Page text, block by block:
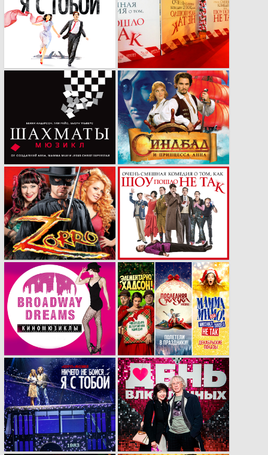
Кей-вижуал нового
мюзикла от
компании «Бродвей
Москва».
Оформление
премьеры спектакля
«Очень смешная
комедия о том, как
ШОУ ПОШЛО НЕ
ТАК»
Рекламная кампания
мюзикла
«Шахматы» в
России
Герои восточной
сказки: от идеи до
воплощения.
Рекламная кампания
мюзикла «ZORRO»
Масштабная
рекламная кампания
спектакля «Очень
смешная комедия о
том, как ШОУ
ПОШЛО НЕ
ТАК».Что было
сделано?
Подробный обзор.
​Рекламные
материалы для
компании «Бродвей
Москва»​
Новогодние
вижуалы мюзиклов
«Последняя сказка»,
«Элементарно,
Хадсон»​​ и «Мамма
Мимо» в МДМ
Рекламный ролик
мюзикла «НИЧЕГО
НЕ БОЙСЯ, Я С
ТОБОЙ»
Премьера мюзикла
за столиками «День
влюбленных».